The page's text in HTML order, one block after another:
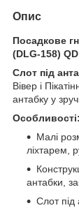
Опис
Посадкове
(DLG-158) QD
Слот під
Вівер і
антабку у
Особливості:
Малі
ліхтарем,
антабки,
Слот під